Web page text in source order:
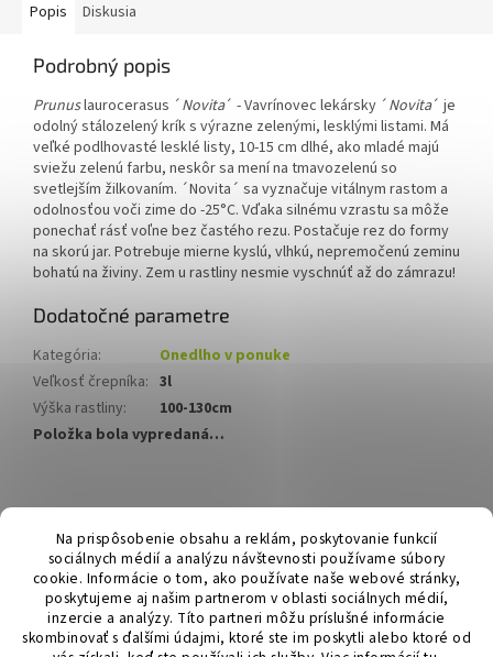
Na prispôsobenie obsahu a reklám, poskytovanie funkcií
sociálnych médií a analýzu návštevnosti používame súbory
cookie. Informácie o tom, ako používate naše webové stránky,
poskytujeme aj našim partnerom v oblasti sociálnych médií,
inzercie a analýzy. Títo partneri môžu príslušné informácie
skombinovať s ďalšími údajmi, ktoré ste im poskytli alebo ktoré od
Popis Diskusia
Podrobný popis
Prunuslaurocerasus ´Novita´ - Vavrínovec lekársky ´Novita´ je
odolný stálozelený krík s výrazne zelenými, lesklými listami. Má
veľké podlhovasté lesklé listy, 10-15 cm dlhé, ako mladé majú
sviežu zelenú farbu, neskôr sa mení na tmavozelenú so
svetlejším žilkovaním. ´Novita´ sa vyznačuje vitálnym rastom a
odolnosťou voči zime do -25°C. Vďaka silnému vzrastu sa môže
ponechať rásť voľne bez častého rezu. Postačuje rez do formy
na skorú jar. Potrebuje mierne kyslú, vlhkú, nepremočenú zeminu
bohatú na živiny. Zem u rastliny nesmie vyschnúť až do zámrazu!
Dodatočné parametre
Kategória:
Onedlho v ponuke
Veľkosť črepníka: 3l
Výška rastliny:
100-130cm
Položka bola vypredaná…
á
Hurmikaki.com